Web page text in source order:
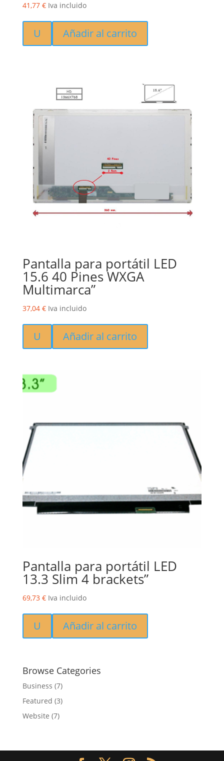
41,77 € Iva incluido
U Añadir al carrito
Pantalla para portátil LED
15.6 40 Pines WXGA
Multimarca”
37,04 € Iva incluido
U Añadir al carrito
Pantalla para portátil LED
13.3 Slim 4 brackets”
69,73 € Iva incluido
U Añadir al carrito
Browse Categories
Business (7)
Featured (3)
Website (7)